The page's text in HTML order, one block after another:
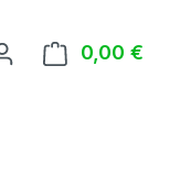
0,00 €